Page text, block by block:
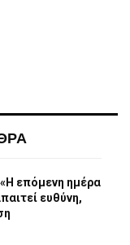
επόμενη ημέρα
ευθύνη,